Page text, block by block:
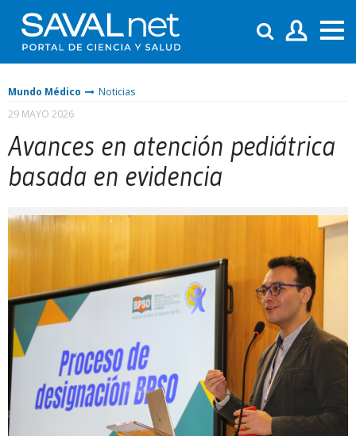
Mundo Médico
Noticias
29 MAYO 2026
Avances en atención pediátrica
basada en evidencia